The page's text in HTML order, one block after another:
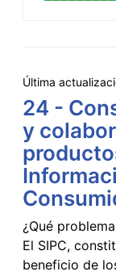
Última
24 -
y
¿Qué
El SIPC,
beneficio de